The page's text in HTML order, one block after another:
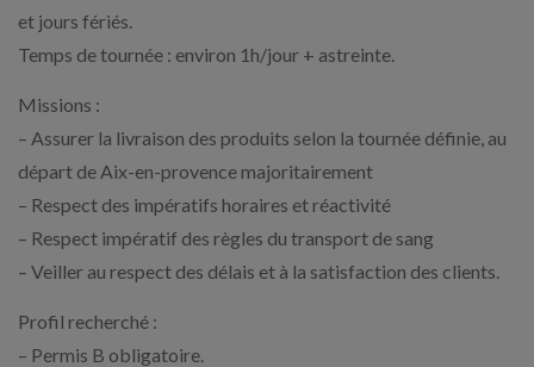
et jours fériés.
Temps de tournée : environ 1h/jour + astreinte.
Missions :
– Assurer la livraison des produits selon la tournée définie, au
départ de Aix-en-provence majoritairement
– Respect des impératifs horaires et réactivité
– Respect impératif des règles du transport de sang
– Veiller au respect des délais et à la satisfaction des clients.
Profil recherché :
– Permis B obligatoire.